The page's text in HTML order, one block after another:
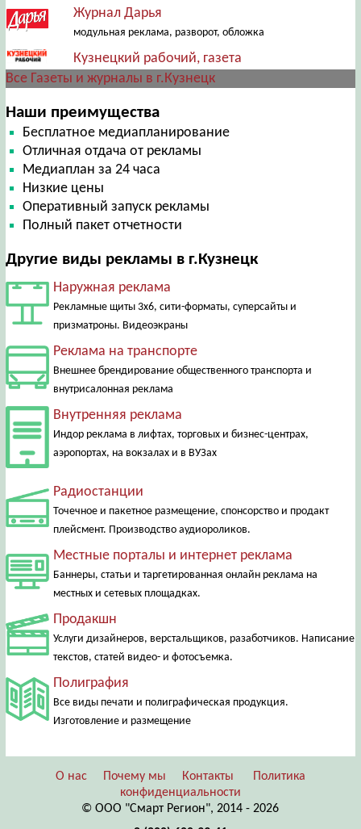
Журнал Дарья
модульная реклама, разворот, обложка
Кузнецкий рабочий, газета
Все Газеты и журналы в г.Кузнецк
Наши преимущества
Бесплатное медиапланирование
Отличная отдача от рекламы
Медиаплан за 24 часа
Низкие цены
Оперативный запуск рекламы
Полный пакет отчетности
Другие виды рекламы в г.Кузнецк
Наружная реклама
Рекламные щиты 3х6, сити-форматы, суперсайты и
призматроны. Видеоэкраны
Реклама на транспорте
Внешнее брендирование общественного транспорта и
внутрисалонная реклама
Внутренняя реклама
Индор реклама в лифтах, торговых и бизнес-центрах,
аэропортах, на вокзалах и в ВУЗах
Радиостанции
Точечное и пакетное размещение, спонсорство и продакт
плейсмент. Производство аудиороликов.
Местные порталы и интернет реклама
Баннеры, статьи и таргетированная онлайн реклама на
местных и сетевых площадках.
Продакшн
Услуги дизайнеров, верстальщиков, разаботчиков. Написание
текстов, статей видео- и фотосъемка.
Полиграфия
Все виды печати и полиграфическая продукция.
Изготовление и размещение
О нас Почему мы Контакты
Политика
конфиденциальности
© ООО "Смарт Регион", 2014 - 2026